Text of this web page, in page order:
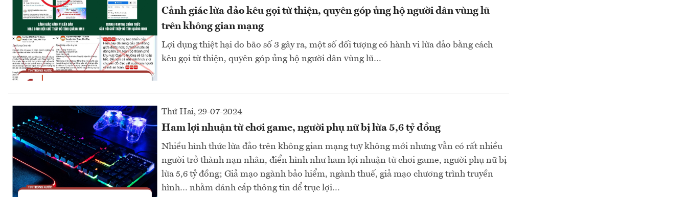
Cảnh giác lừa đảo kêu gọi từ thiện, quyên góp ủng hộ người dân vùng lũ
trên không gian mạng
Lợi dụng thiệt hại do bão số 3 gây ra, một số đối tượng có hành vi lừa đảo bằng cách
kêu gọi từ thiện, quyên góp ủng hộ người dân vùng lũ…
Thứ Hai, 29-07-2024
Ham lợi nhuận từ chơi game, người phụ nữ bị lừa 5,6 tỷ đồng
Nhiều hình thức lừa đảo trên không gian mạng tuy không mới nhưng vẫn có rất nhiều
người trở thành nạn nhân, điển hình như ham lợi nhuận từ chơi game, người phụ nữ bị
lừa 5,6 tỷ đồng; Giả mạo ngành bảo hiểm, ngành thuế, giả mạo chương trình truyền
hình… nhằm đánh cắp thông tin để trục lợi…